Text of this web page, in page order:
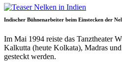
Indischer Bühnenarbeiter beim Einstecken der
Im Mai 1994 reiste das Tanztheater
Kalkutta (heute Kolkata), Madras
gesteckt werden.